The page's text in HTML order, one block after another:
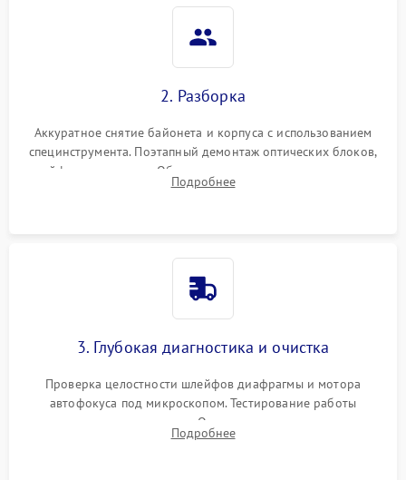
2. Разборка
Аккуратное снятие байонета и корпуса с использованием
специнструмента. Поэтапный демонтаж оптических блоков,
шлейфов и приводов. Обязательная маркировка положения
линзовых групп для сохранения заводской центровки при
Подробнее
3. Глубокая диагностика и очистка
Проверка целостности шлейфов диафрагмы и мотора
автофокуса под микроскопом. Тестирование работы
электромагнитного привода. Очистка оптических элементов
от пыли, следов влаги и грибка спецрастворами без
Подробнее